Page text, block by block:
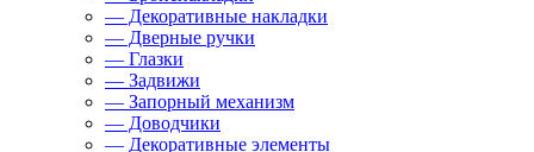
— Декоративные накладки
— Дверные ручки
— Глазки
— Задвижи
— Запорный механизм
— Доводчики
— Декоративные элементы